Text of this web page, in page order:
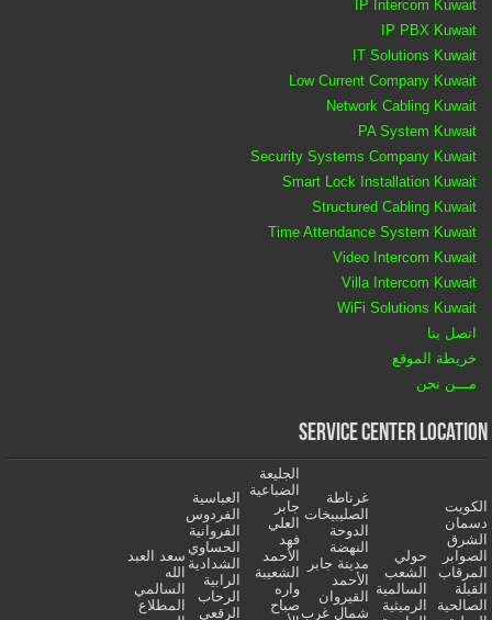
IP Intercom Kuwait
IP PBX Kuwait
IT Solutions Kuwait
Low Current Company Kuwait
Network Cabling Kuwait
PA System Kuwait
Security Systems Company Kuwait
Smart Lock Installation Kuwait
Structured Cabling Kuwait
Time Attendance System Kuwait
Video Intercom Kuwait
Villa Intercom Kuwait
WiFi Solutions Kuwait
اتصل بنا
خريطة الموقع
مـــن نحن
Service Center Location
الكويت
دسمان
الشرق
الصوابر
المرقاب
القبلة
الصالحية
حولي
الشعب
السالمية
الرميثية
غرناطة
الصليبيخات
الدوحة
النهضة
مدينة جابر
الأحمد
القيروان
شمال غرب
الجليعة
الضباعية
جابر
العلي
فهد
الأحمد
الشعيبة
واره
صباح
العباسية
الفردوس
الفروانية
الحساوي
الشدادية
الرابية
الرحاب
الرقعي
سعد العبد
الله
السالمي
المطلاع